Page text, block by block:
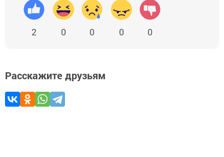
2 0 0 0 0
Расскажите друзьям